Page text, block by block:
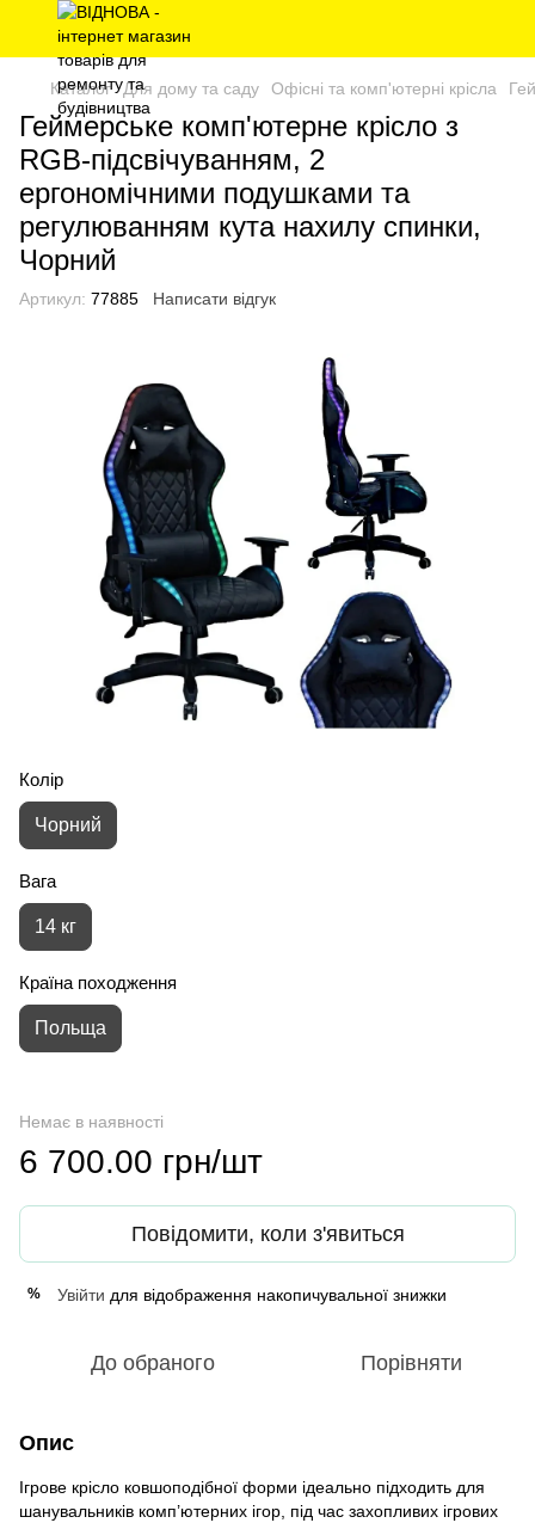
Каталог Для дому та саду Офісні та комп'ютерні крісла
Геймерське комп'ютерне крісло з
RGB-підсвічуванням, 2
ергономічними подушками та
регулюванням кута нахилу спинки,
Чорний
Артикул: 77885 Написати відгук
Колір
Чорний
Вага
14 кг
Країна походження
Польща
Немає в наявності
6 700.00 грн/шт
Повідомити, коли з'явиться
% Увійти для відображення накопичувальної знижки
До обраного Порівняти
Опис
Ігрове крісло ковшоподібної форми ідеально підходить для
шанувальників комп’ютерних ігор, під час захопливих ігрових